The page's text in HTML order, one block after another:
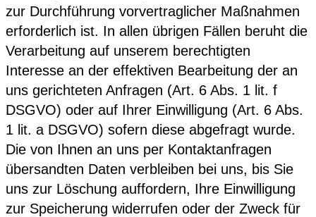
zur Durchführung vorvertraglicher Maßnahmen
erforderlich ist. In allen übrigen Fällen beruht die
Verarbeitung auf unserem berechtigten
Interesse an der effektiven Bearbeitung der an
uns gerichteten Anfragen (Art. 6 Abs. 1 lit. f
DSGVO) oder auf Ihrer Einwilligung (Art. 6 Abs.
1 lit. a DSGVO) sofern diese abgefragt wurde.
Die von Ihnen an uns per Kontaktanfragen
übersandten Daten verbleiben bei uns, bis Sie
uns zur Löschung auffordern, Ihre Einwilligung
zur Speicherung widerrufen oder der Zweck für